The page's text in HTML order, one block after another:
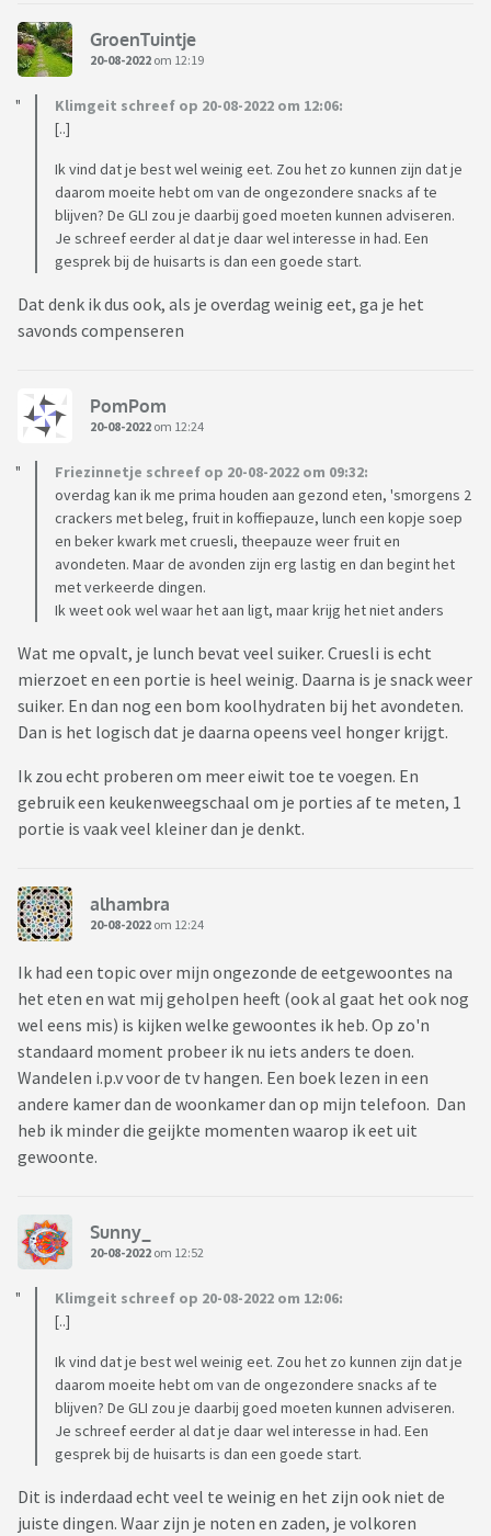
GroenTuintje
20-08-2022 om 12:19
Klimgeit schreef op 20-08-2022 om 12:06:
[..]
Ik vind dat je best wel weinig eet. Zou het zo kunnen zijn dat je
daarom moeite hebt om van de ongezondere snacks af te
blijven? De GLI zou je daarbij goed moeten kunnen adviseren.
Je schreef eerder al dat je daar wel interesse in had. Een
gesprek bij de huisarts is dan een goede start.
Dat denk ik dus ook, als je overdag weinig eet, ga je het
savonds compenseren
PomPom
20-08-2022 om 12:24
Friezinnetje schreef op 20-08-2022 om 09:32:
overdag kan ik me prima houden aan gezond eten, 'smorgens 2
crackers met beleg, fruit in koffiepauze, lunch een kopje soep
en beker kwark met cruesli, theepauze weer fruit en
avondeten. Maar de avonden zijn erg lastig en dan begint het
met verkeerde dingen.
Ik weet ook wel waar het aan ligt, maar krijg het niet anders
Wat me opvalt, je lunch bevat veel suiker. Cruesli is echt
mierzoet en een portie is heel weinig. Daarna is je snack weer
suiker. En dan nog een bom koolhydraten bij het avondeten.
Dan is het logisch dat je daarna opeens veel honger krijgt.
Ik zou echt proberen om meer eiwit toe te voegen. En
gebruik een keukenweegschaal om je porties af te meten, 1
portie is vaak veel kleiner dan je denkt.
alhambra
20-08-2022 om 12:24
Ik had een topic over mijn ongezonde de eetgewoontes na
het eten en wat mij geholpen heeft (ook al gaat het ook nog
wel eens mis) is kijken welke gewoontes ik heb. Op zo'n
standaard moment probeer ik nu iets anders te doen.
Wandelen i.p.v voor de tv hangen. Een boek lezen in een
andere kamer dan de woonkamer dan op mijn telefoon. Dan
heb ik minder die geijkte momenten waarop ik eet uit
gewoonte.
Sunny_
20-08-2022 om 12:52
Klimgeit schreef op 20-08-2022 om 12:06:
[..]
Ik vind dat je best wel weinig eet. Zou het zo kunnen zijn dat je
daarom moeite hebt om van de ongezondere snacks af te
blijven? De GLI zou je daarbij goed moeten kunnen adviseren.
Je schreef eerder al dat je daar wel interesse in had. Een
gesprek bij de huisarts is dan een goede start.
Dit is inderdaad echt veel te weinig en het zijn ook niet de
juiste dingen. Waar zijn je noten en zaden, je volkoren